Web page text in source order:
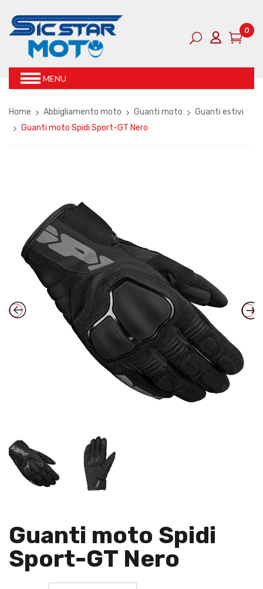
0
MENU
Home Abbigliamento moto Guanti moto
Guanti estivi
Guanti moto Spidi Sport-GT Nero
Guanti moto Spidi
Sport-GT Nero